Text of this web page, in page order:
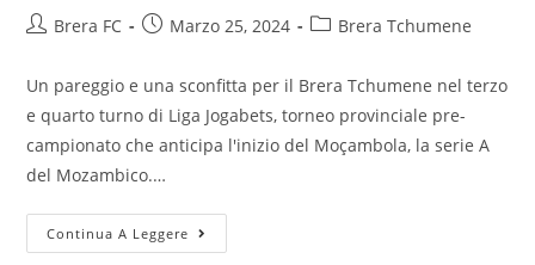
Brera FC Marzo 25, 2024 Brera Tchumene
Un pareggio e una sconfitta per il Brera Tchumene nel terzo
e quarto turno di Liga Jogabets, torneo provinciale pre-
campionato che anticipa l'inizio del Moçambola, la serie A
del Mozambico.…
Continua A Leggere